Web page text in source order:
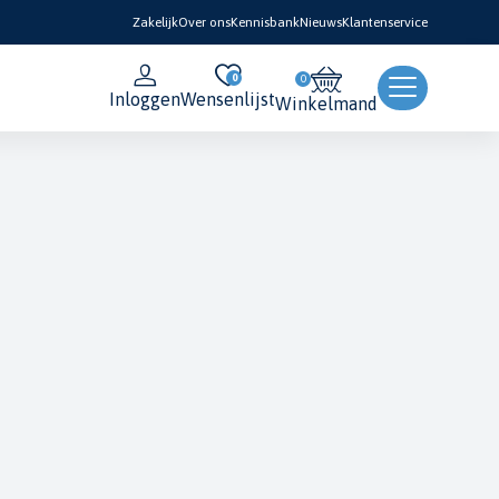
ZakelijkOver onsKennisbankNieuwsKlantenservice
Inloggen
0
WensenlijstWinkelmand